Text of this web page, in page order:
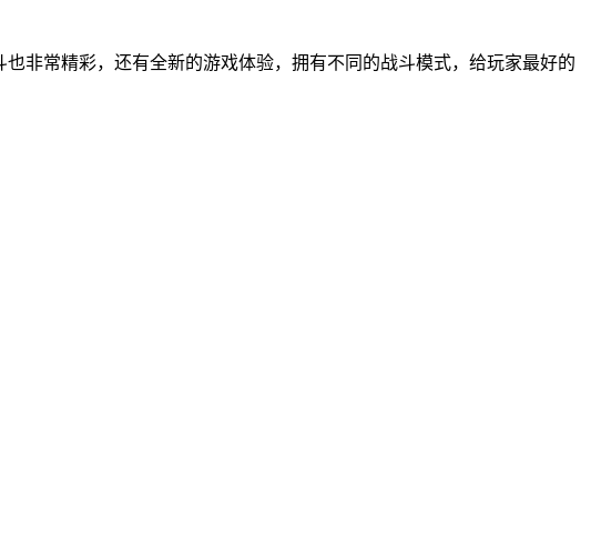
非常精彩，还有全新的游戏体验，拥有不同的战斗模式，给玩家最好的